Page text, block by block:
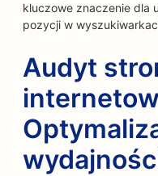
kluczowe znaczenie dla
pozycji w
Audyt